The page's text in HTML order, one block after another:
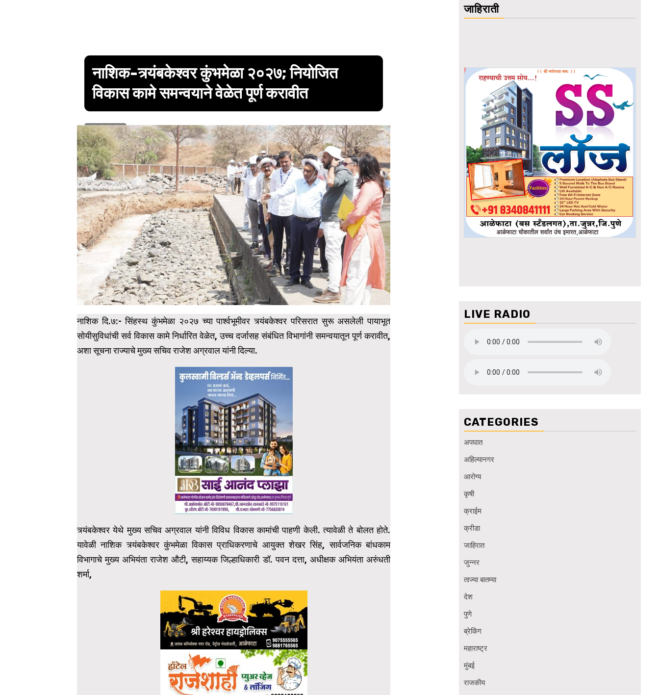
नाशिक-त्र्यंबकेश्वर कुंभमेळा २०२७; नियोजित
विकास कामे समन्वयाने वेळेत पूर्ण करावीत
1 min read
नाशिक दि.७:- सिंहस्थ कुंभमेळा २०२७ च्या पार्श्वभूमीवर त्र्यंबकेश्वर परिसरात सुरू असलेली पायाभूत
सोयीसुविधांची सर्व विकास कामे निर्धारित वेळेत, उच्च दर्जासह संबंधित विभागांनी समन्वयातून पूर्ण करावीत,
अशा सूचना राज्याचे मुख्य सचिव राजेश अग्रवाल यांनी दिल्या.
त्र्यंबकेश्वर येथे मुख्य सचिव अग्रवाल यांनी विविध विकास कामांची पाहणी केली. त्यावेळी ते बोलत होते.
यावेळी नाशिक त्र्यंबकेश्वर कुंभमेळा विकास प्राधिकरणाचे आयुक्त शेखर सिंह, सार्वजनिक बांधकाम
विभागाचे मुख्य अभियंता राजेश औटी, सहाय्यक जिल्हाधिकारी डॉ. पवन दत्ता, अधीक्षक अभियंता अरुंधती
शर्मा,
जाहिराती
LIVE RADIO
CATEGORIES
अपघात
अहिल्यानगर
आरोग्य
कृषी
क्राईम
क्रीडा
जाहिरात
जुन्नर
ताज्या बातम्या
देश
पुणे
ब्रेकिंग
महाराष्ट्र
मुंबई
राजकीय